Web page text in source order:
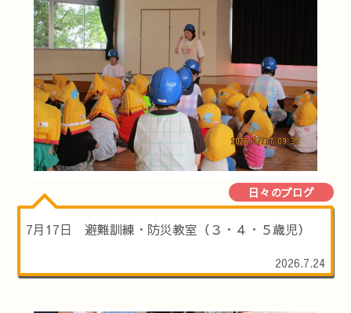
日々のブログ
7月17日 避難訓練・防災教室（３・４・５歳児）
2026.7.24